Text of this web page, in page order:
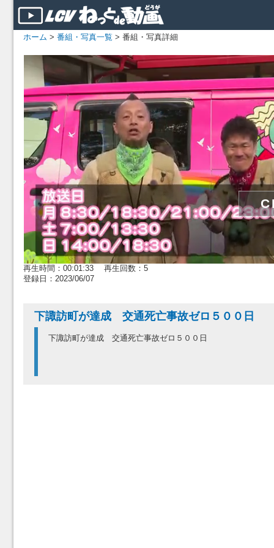
ホーム > 番組・写真一覧 > 番組・写真詳細
再生時間：00:01:33 再生回数：5
登録日：2023/06/07
下諏訪町が達成 交通死亡事故ゼロ５００日
下諏訪町が達成 交通死亡事故ゼロ５００日